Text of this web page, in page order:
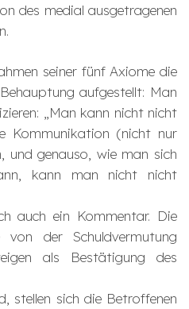
des medial ausgetragenen
seiner fünf Axiome die
aufgestellt: Man
„Man kann nicht nicht
Kommunikation (nicht nur
und genauso, wie man sich
kann man nicht nicht
auch ein Kommentar. Die
von der Schuldvermutung
als Bestätigung des
stellen sich die Betroffenen